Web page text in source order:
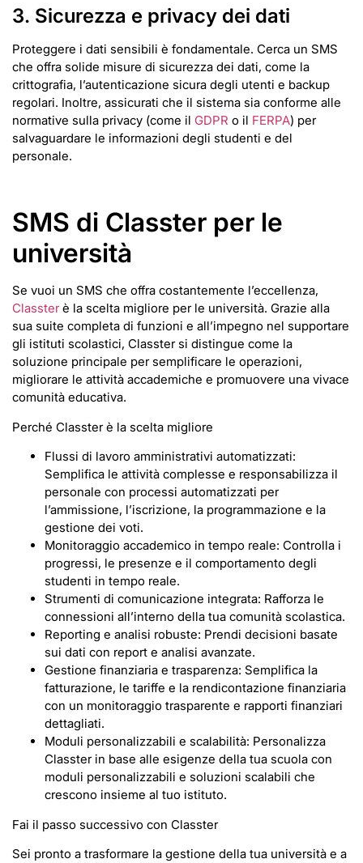
3. Sicurezza e privacy dei dati
Proteggere i dati sensibili è fondamentale. Cerca un SMS
che offra solide misure di sicurezza dei dati, come la
crittografia, l’autenticazione sicura degli utenti e backup
regolari. Inoltre, assicurati che il sistema sia conforme alle
normative sulla privacy (come il GDPR o il FERPA) per
salvaguardare le informazioni degli studenti e del
personale.
SMS di Classter per le
università
Se vuoi un SMS che offra costantemente l’eccellenza,
Classterè la scelta migliore per le università. Grazie alla
sua suite completa di funzioni e all’impegno nel supportare
gli istituti scolastici, Classter si distingue come la
soluzione principale per semplificare le operazioni,
migliorare le attività accademiche e promuovere una vivace
comunità educativa.
Perché Classter è la scelta migliore
Flussi di lavoro amministrativi automatizzati:
Semplifica le attività complesse e responsabilizza il
personale con processi automatizzati per
l’ammissione, l’iscrizione, la programmazione e la
gestione dei voti.
Monitoraggio accademico in tempo reale: Controlla i
progressi, le presenze e il comportamento degli
studenti in tempo reale.
Strumenti di comunicazione integrata: Rafforza le
connessioni all’interno della tua comunità scolastica.
Reporting e analisi robuste: Prendi decisioni basate
sui dati con report e analisi avanzate.
Gestione finanziaria e trasparenza: Semplifica la
fatturazione, le tariffe e la rendicontazione finanziaria
con un monitoraggio trasparente e rapporti finanziari
dettagliati.
Moduli personalizzabili e scalabilità: Personalizza
Classter in base alle esigenze della tua scuola con
moduli personalizzabili e soluzioni scalabili che
crescono insieme al tuo istituto.
Fai il passo successivo con Classter
Sei pronto a trasformare la gestione della tua università e a